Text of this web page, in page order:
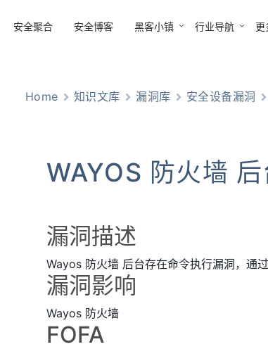
安全聚合 安全博客 黑客小镇 行业导航 更
Home 知识文库 漏洞库 安全设备漏洞
WAYOS 防火墙
漏洞描述
Wayos 防火墙 后台存在命令执行漏洞，通
漏洞影响
Wayos 防火墙
FOFA